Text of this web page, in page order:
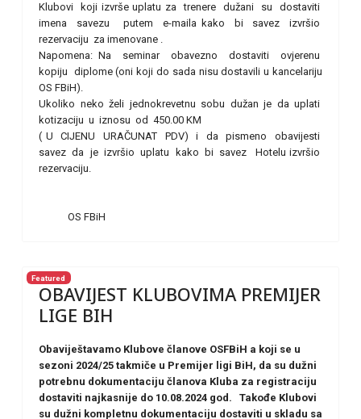
Klubovi koji izvrše uplatu za trenere dužani su dostaviti
imena savezu putem e-maila kako bi savez izvršio
rezervaciju za imenovane .
Napomena: Na seminar obavezno dostaviti ovjerenu
kopiju diplome (oni koji do sada nisu dostavili u kancelariju
OS FBiH).
Ukoliko neko želi jednokrevetnu sobu dužan je da uplati
kotizaciju u iznosu od 450.00 KM
( U CIJENU URAČUNAT PDV) i da pismeno obavijesti
savez da je izvršio uplatu kako bi savez Hotelu izvršio
rezervaciju.
OS FBiH
Featured
OBAVIJEST KLUBOVIMA PREMIJER
LIGE BIH
Obaviještavamo Klubove članove OSFBiH a koji se u
sezoni 2024/25 takmiče u Premijer ligi BiH, da su dužni
potrebnu dokumentaciju članova Kluba za registraciju
dostaviti najkasnije do 10.08.2024 god. Takođe Klubovi
su dužni kompletnu dokumentaciju dostaviti u skladu sa